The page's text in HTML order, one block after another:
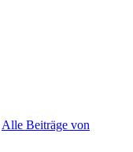
Alle Beiträge von